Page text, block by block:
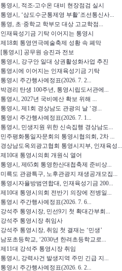
통영시, 적조‧고수온 대비 현장점검 실시
통영시, ‘삼도수군통제영 부활’조선통신사...
통영, 초·중학교 학부모 대상 고교학점...
인재육성기금 기탁 이어지는 통영시
제18회 통영연극예술축제 성황 속 폐막
[통영시] 공무원 승진과 전보
통영시, 강구안 일대 상권활성화사업 추진
통영시에 이어지는 인재육성기금 기탁
통영시 주간행사예정표(2026. 7. 2...
박경리 탄생 100주년, 통영시립도서관에...
통영시, 2027년 국비예산 확보 위해 ...
통영시, 제1회 경상남도 관광의 날 ‘경...
통영시 주간행사예정표(2026. 7. 1...
통영시, 민생지원 위한 신속집행 경상남도...
민주평화통일자문회의 통영시협의회, 2차 ...
경상남도옥외광고협회 통영시지부, 인재육성...
제10대 통영시의회 개원식 열어
통영시, 제65회 통영한산대첩축제 준비상...
미륵도 관광특구, 노후관광지 재생공개모집...
통영시자율방범연합대, 인재육성기금 200...
제10대 통영시의회 전반기 의장에 전병일...
통영시 주간행사예정표(2026. 7. 6...
강석주 통영시장, 민선9기 첫 확대간부회...
강석주 통영시장 취임사
강석주 통영시장, 취임 첫 결재는 ‘민생’
남포초등학교, ‘2030년 한려초등학교로...
제11대 강석주 통영시장 취임
통영시, 강력사건 발생지역 주민 긴급 지...
통영시 주간행사예정표(2026. 6. 2...